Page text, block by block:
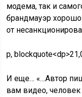
модема, так и
брандмауэр хорошо
от
p,
И еще… «…Автор
вам видео, человек